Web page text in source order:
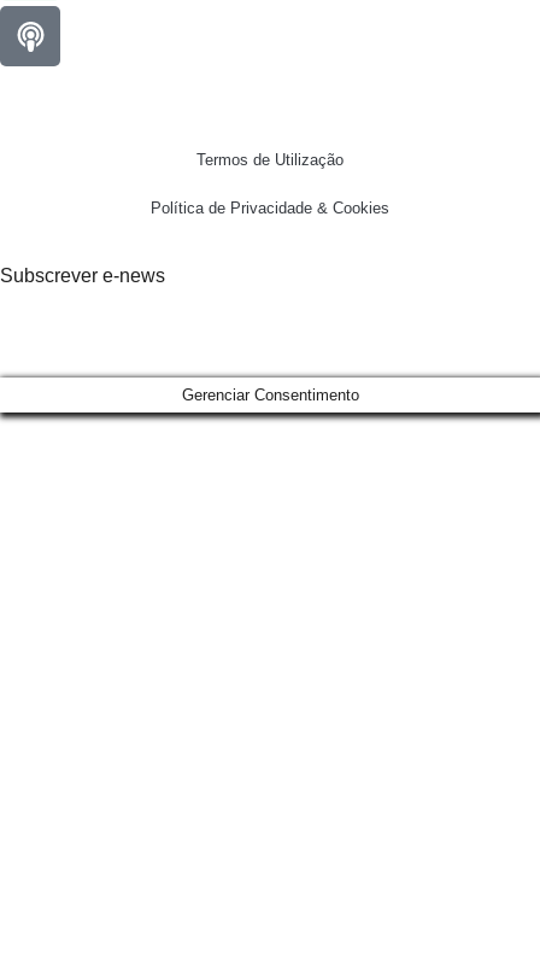
Termos de Utilização
Política de Privacidade & Cookies
Subscrever e-news
Gerenciar Consentimento